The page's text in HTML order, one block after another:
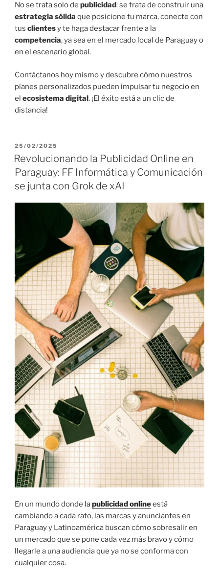
No se trata solo de publicidad: se trata de construir una
estrategia sólida que posicione tu marca, conecte con
tus clientesy te haga destacar frente a la
competencia, ya sea en el mercado local de Paraguay o
en el escenario global.
Contáctanos hoy mismo y descubre cómo nuestros
planes personalizados pueden impulsar tu negocio en
el ecosistema digital. ¡El éxito está a un clic de
distancia!
P
U
B
L
C
E
L
25/02/2025
Revolucionando la Publicidad Online en
Paraguay: FF Informática y Comunicación
se junta con Grok de xAI
En un mundo donde lapublicidad onlineestá
cambiando a cada rato, las marcas y anunciantes en
Paraguay y Latinoamérica buscan cómo sobresalir en
un mercado que se pone cada vez más bravo y cómo
llegarle a una audiencia que ya no se conforma con
cualquier cosa.